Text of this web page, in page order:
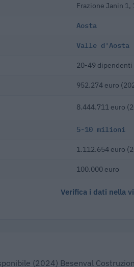
Frazione Janin 1,
Aosta
Valle d'Aosta
20-49 dipendenti
952.274 euro
8.444.711 euro
5-10 milioni
1.112.654 euro
100.000 euro
Verifica i dati nella
(2024) Besenval